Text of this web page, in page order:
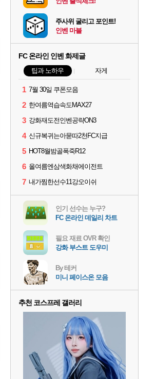
주사위 굴리고 포인트!
인벤 마블
FC 온라인 인벤 화제글
팁과 노하우 자게
1 7월 30일 쿠폰모음
2 한여름역습속도MAX27
3 강화재도전인벤공략ON3
4 신규복귀는아묻따2천FC지급
5 HOT8월밤골폭죽R12
6 올여름엔삼색화채에이전트
7 내가찜한선수11강오이쉬
인기 선수는 누구?
FC 온라인 데일리 차트
필요 재료 OVR 확인
강화 부스트 도우미
By 테커
미니 페이스온 모음
추천 코스프레 갤러리